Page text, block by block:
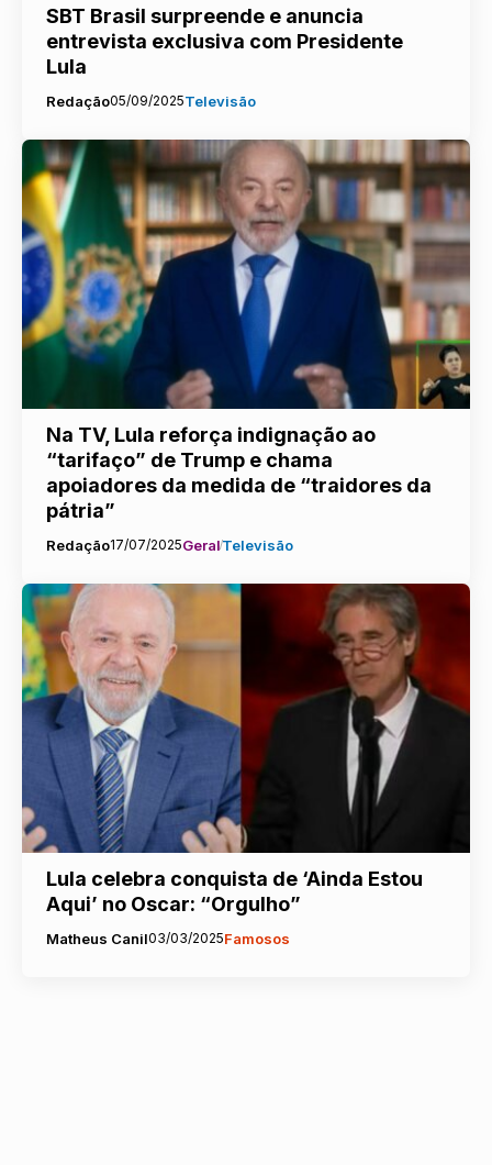
SBT Brasil surpreende e anuncia
entrevista exclusiva com Presidente
Lula
Redação05/09/2025Televisão
Na TV, Lula reforça indignação ao
“tarifaço” de Trump e chama
apoiadores da medida de “traidores da
pátria”
Redação17/07/2025GeralTelevisão
Lula celebra conquista de ‘Ainda Estou
Aqui’ no Oscar: “Orgulho”
Matheus Canil03/03/2025Famosos